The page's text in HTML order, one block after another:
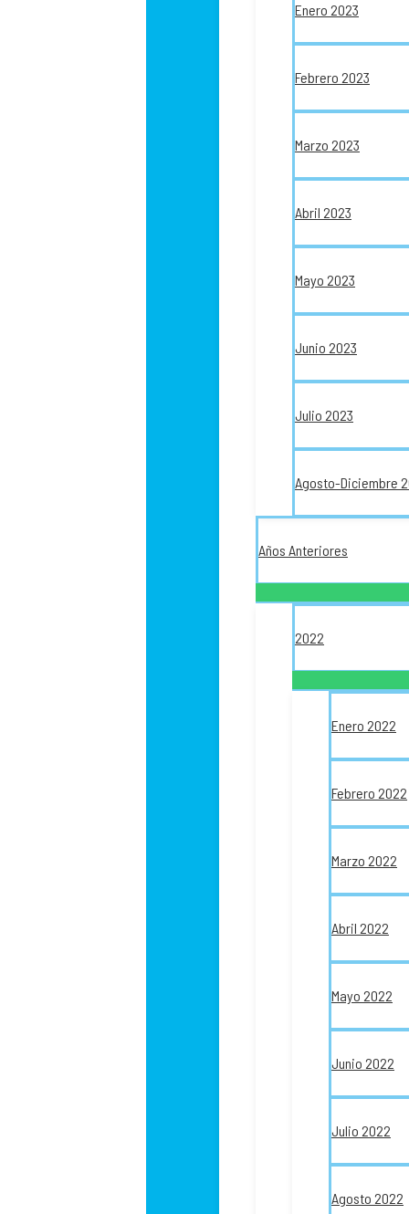
Enero 2023
Febrero 2023
Marzo 2023
Abril 2023
Mayo 2023
Junio 2023
Julio 2023
Agosto-Diciembre
Años Anteriores
2022
Enero 2022
Febrero 2022
Marzo 2022
Abril 2022
Mayo 2022
Junio 2022
Julio 2022
Agosto 2022